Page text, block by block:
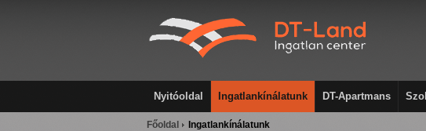
Nyitóoldal Ingatlankínálatunk DT-Apartmans
Főoldal Ingatlankínálatunk